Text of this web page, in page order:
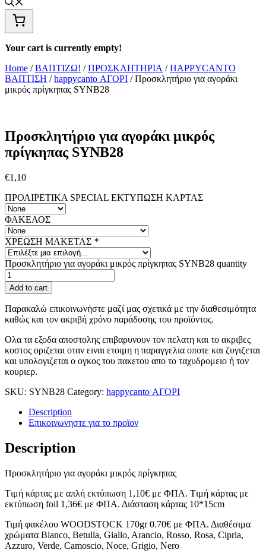
Your cart is currently empty!
Home /ΒΑΠΤΙΖΩ! /ΠΡΟΣΚΛΗΤΗΡΙΑ /HAPPYCANTO
ΒΑΠΤΙΣΗ /happycanto ΑΓΟΡΙ / Προσκλητήριο για αγοράκι
μικρός πρίγκηπας SYNΒ28
Προσκλητήριο για αγοράκι μικρός
πρίγκηπας SYNΒ28
€1,10
ΠΡΟΑΙΡΕΤΙΚΑ SPECIAL ΕΚΤΥΠΩΣΗ KAΡΤΑΣ
ΦΑΚΕΛΟΣ
ΧΡΕΩΣΗ ΜΑΚΕΤΑΣ *
Προσκλητήριο για αγοράκι μικρός πρίγκηπας SYNΒ28 quantity
Add to cart
Παρακαλώ επικοινωνήστε μαζί μας σχετικά με την διαθεσιμότητα
καθώς και τον ακριβή χρόνο παράδοσης του προϊόντος.
Ολα τα εξοδα αποστολης επιβαρυνουν τον πελατη και το ακριβες
κοστος οριζεται οταν ειναι ετοιμη η παραγγελια οποτε και ζυγιζεται
και υπολογιζεται ο ογκος του πακετου απο το ταχυδρομειο ή τον
κουριερ.
SKU: SYNΒ28 Category: happycanto ΑΓΟΡΙ
Description
Επικοινωνηστε για το προϊoν
Description
Προσκλητήριο για αγοράκι μικρός πρίγκηπας
Tιμή κάρτας με απλή εκτύπωση 1,10€ με ΦΠΑ. Tιμή κάρτας με
εκτύπωση foil 1,36€ με ΦΠΑ. Διάσταση κάρτας 10*15cm
Τιμή φακέλου WOODSTOCK 170gr 0.70€ με ΦΠΑ. Διαθέσιμα
χρώματα Bianco, Betulla, Giallo, Arancio, Rosso, Rosa, Cipria,
Azzuro, Verde, Camoscio, Noce, Grigio, Nero